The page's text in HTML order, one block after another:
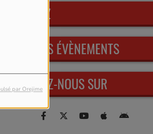
par Orejime
PARTICIPEZ
PROCHAINS ÉVÈNEMENTS
NOUS SUR